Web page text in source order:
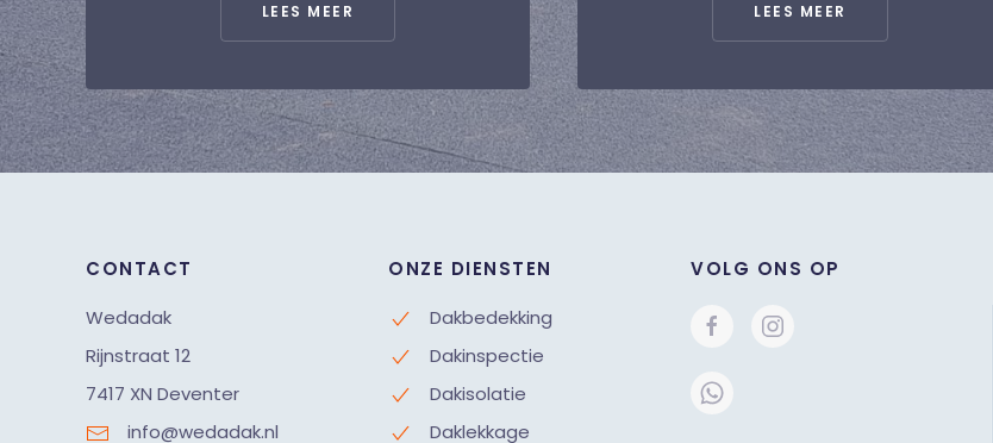
LEES MEER LEES MEER
CONTACT
Wedadak
Rijnstraat 12
7417 XN Deventer
info@wedadak.nl
ONZE DIENSTEN
Dakbedekking
Dakinspectie
Dakisolatie
Daklekkage
VOLG ONS OP